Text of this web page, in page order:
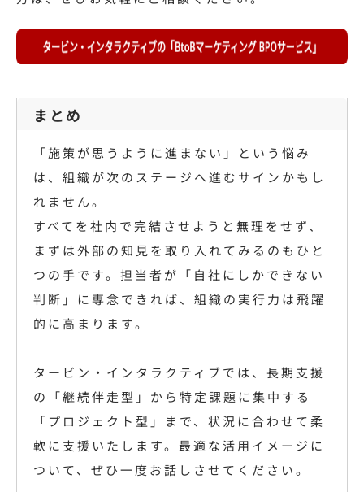
まとめ
「施策が思うように進まない」という悩み
は、組織が次のステージへ進むサインかもし
れません。
すべてを社内で完結させようと無理をせず、
まずは外部の知見を取り入れてみるのもひと
つの手です。担当者が「自社にしかできない
判断」に専念できれば、組織の実行力は飛躍
的に高まります。
タービン・インタラクティブでは、長期支援
の「継続伴走型」から特定課題に集中する
「プロジェクト型」まで、状況に合わせて柔
軟に支援いたします。最適な活用イメージに
ついて、ぜひ一度お話しさせてください。